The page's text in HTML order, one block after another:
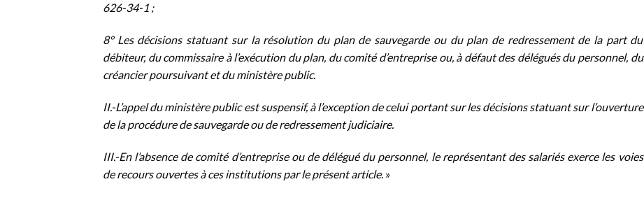
626-34-1 ;
8° Les décisions statuant sur la résolution du plan de sauvegarde ou du plan de redressement de la part du
débiteur, du commissaire à l’exécution du plan, du comité d’entreprise ou, à défaut des délégués du personnel, du
créancier poursuivant et du ministère public.
II.-L’appel du ministère public est suspensif, à l’exception de celui portant sur les décisions statuant sur l’ouverture
de la procédure de sauvegarde ou de redressement judiciaire.
III.-En l’absence de comité d’entreprise ou de délégué du personnel, le représentant des salariés exerce les voies
de recours ouvertes à ces institutions par le présent article. »